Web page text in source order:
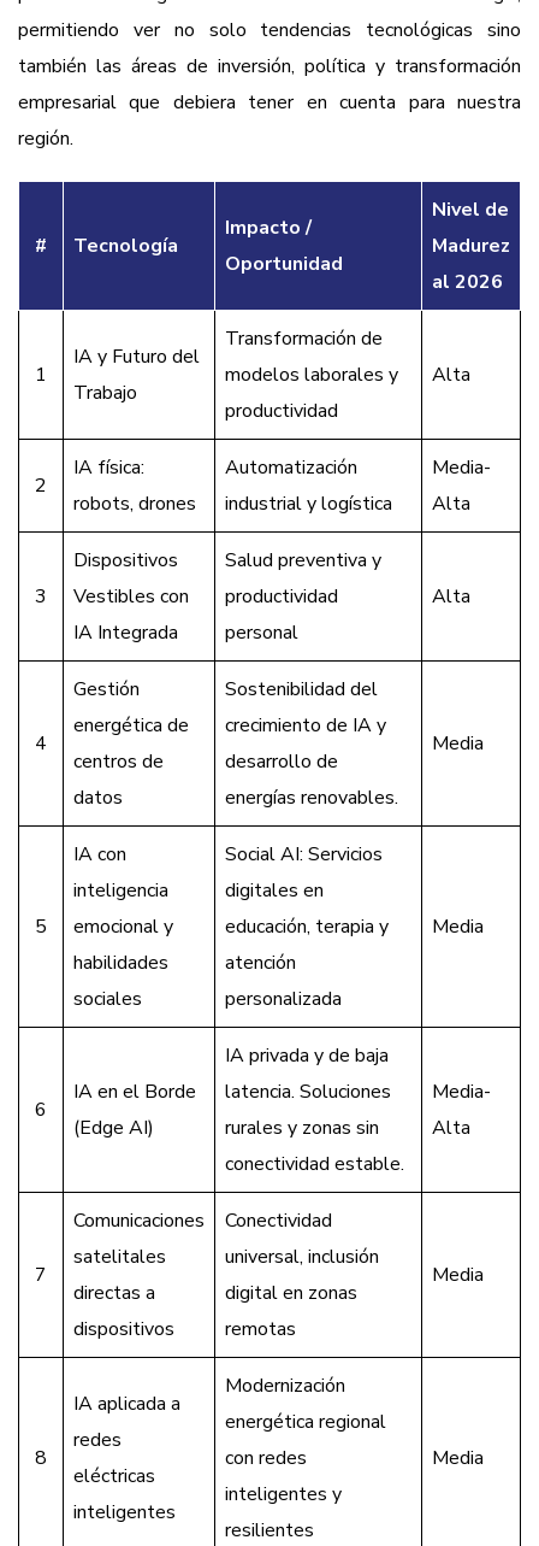
permitiendo ver no solo tendencias tecnológicas sino
también las áreas de inversión, política y transformación
empresarial que debiera tener en cuenta para nuestra
región.
# Tecnología
Impacto /
Oportunidad
Nivel de
Madurez
al 2026
1
IA y Futuro del
Trabajo
Transformación de
modelos laborales y
productividad
Alta
2
IA física:
robots, drones
Automatización
industrial y logística
Media-
Alta
3
Dispositivos
Vestibles con
IA Integrada
Salud preventiva y
productividad
personal
Alta
4
Gestión
energética de
centros de
datos
Sostenibilidad del
crecimiento de IA y
desarrollo de
energías renovables.
Media
5
IA con
inteligencia
emocional y
habilidades
sociales
Social AI: Servicios
digitales en
educación, terapia y
atención
personalizada
Media
6
IA en el Borde
(Edge AI)
IA privada y de baja
latencia. Soluciones
rurales y zonas sin
conectividad estable.
Media-
Alta
7
Comunicaciones
satelitales
directas a
dispositivos
Conectividad
universal, inclusión
digital en zonas
remotas
Media
8
IA aplicada a
redes
eléctricas
inteligentes
Modernización
energética regional
con redes
inteligentes y
resilientes
Media